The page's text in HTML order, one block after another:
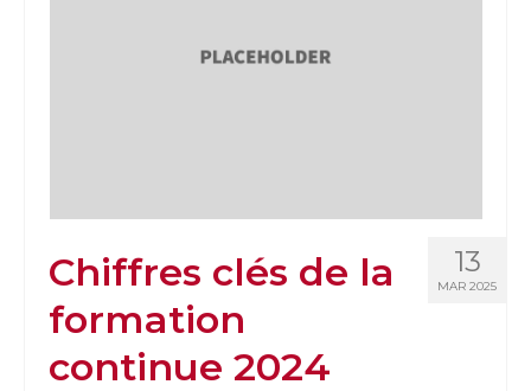
13
MAR 2025
Chiffres clés de la
formation
continue 2024